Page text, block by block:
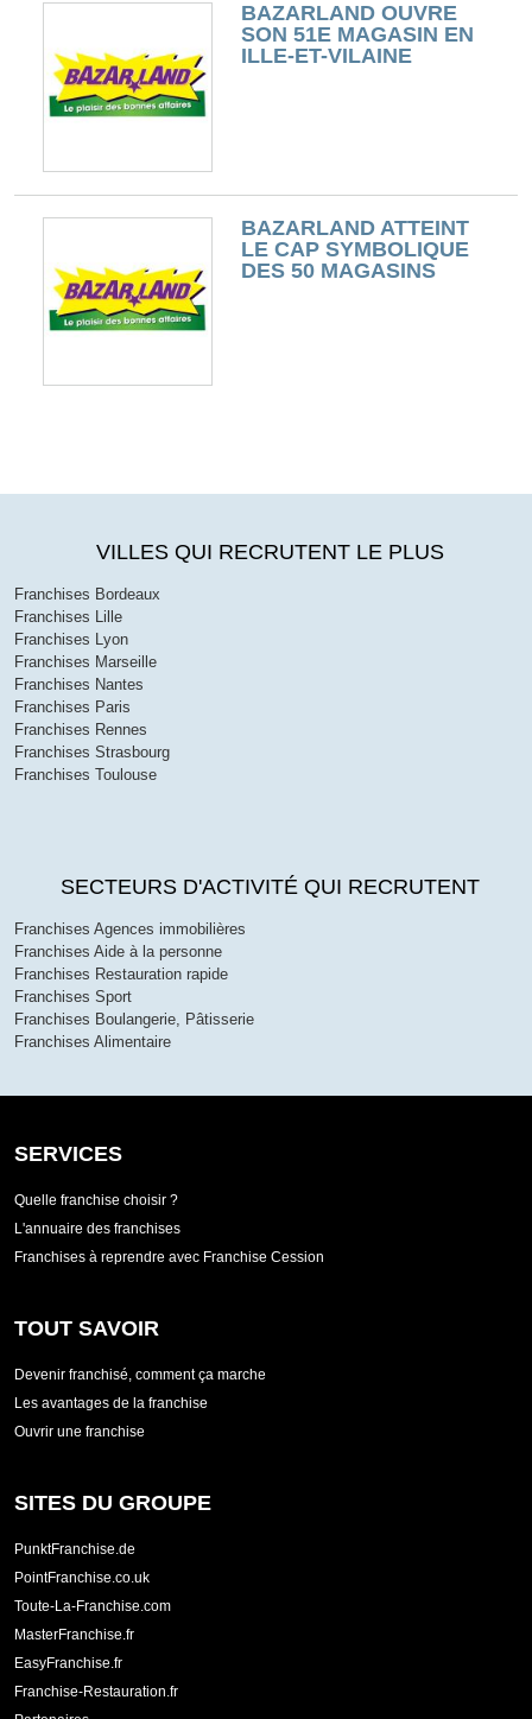
BAZARLAND OUVRE
SON 51E MAGASIN EN
ILLE-ET-VILAINE
BAZARLAND ATTEINT
LE CAP SYMBOLIQUE
DES 50 MAGASINS
VILLES QUI RECRUTENT LE PLUS
Franchises Bordeaux
Franchises Lille
Franchises Lyon
Franchises Marseille
Franchises Nantes
Franchises Paris
Franchises Rennes
Franchises Strasbourg
Franchises Toulouse
SECTEURS D'ACTIVITÉ QUI RECRUTENT
Franchises Agences immobilières
Franchises Aide à la personne
Franchises Restauration rapide
Franchises Sport
Franchises Boulangerie, Pâtisserie
Franchises Alimentaire
SERVICES
Quelle franchise choisir ?
L'annuaire des franchises
Franchises à reprendre avec Franchise Cession
TOUT SAVOIR
Devenir franchisé, comment ça marche
Les avantages de la franchise
Ouvrir une franchise
SITES DU GROUPE
PunktFranchise.de
PointFranchise.co.uk
Toute-La-Franchise.com
MasterFranchise.fr
EasyFranchise.fr
Franchise-Restauration.fr